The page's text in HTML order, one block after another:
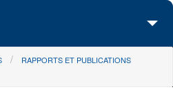
RAPPORTS ET PUBLICATIONS